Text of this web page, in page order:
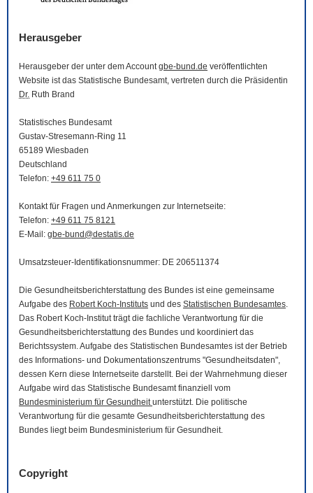
Herausgeber
Herausgeber der unter dem Accountgbe-bund.de veröffentlichten
Website ist das Statistische Bundesamt, vertreten durch die Präsidentin
Dr. Ruth Brand
Statistisches Bundesamt
Gustav-Stresemann-Ring 11
65189 Wiesbaden
Deutschland
Telefon: +49 611 75 0
Kontakt für Fragen und Anmerkungen zur Internetseite:
Telefon: +49 611 75 8121
E-Mail : gbe-bund@destatis.de
Umsatzsteuer-Identifikationsnummer: DE 206511374
Die Gesundheitsberichterstattung des Bundes ist eine gemeinsame
Aufgabe des Robert Koch-Instituts und des Statistischen Bundesamtes.
Das Robert Koch-Institut trägt die fachliche Verantwortung für die
Gesundheitsberichterstattung des Bundes und koordiniert das
Berichtssystem. Aufgabe des Statistischen Bundesamtes ist der Betrieb
des Informations- und Dokumentationszentrums "Gesundheitsdaten",
dessen Kern diese Internetseite darstellt. Bei der Wahrnehmung dieser
Aufgabe wird das Statistische Bundesamt finanziell vom
Bundesministerium für Gesundheitunterstützt. Die politische
Verantwortung für die gesamte Gesundheitsberichterstattung des
Bundes liegt beim Bundesministerium für Gesundheit.
Copyright